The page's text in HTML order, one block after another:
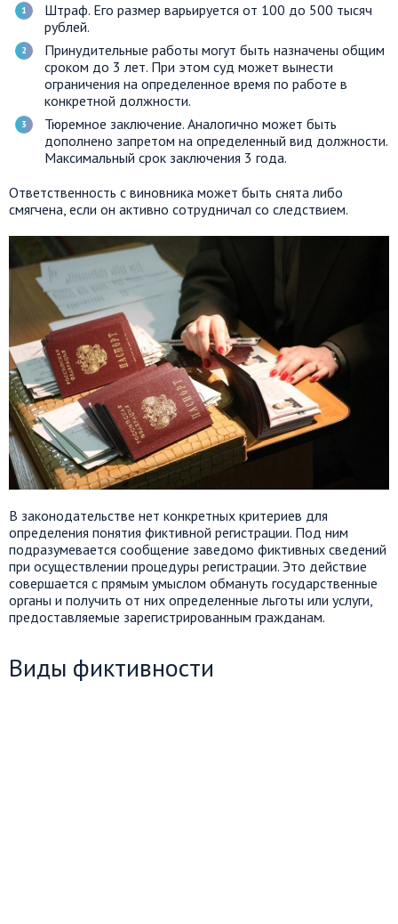
Штраф. Его размер варьируется от 100 до 500 тысяч
рублей.
Принудительные работы могут быть назначены общим
сроком до 3 лет. При этом суд может вынести
ограничения на определенное время по работе в
конкретной должности.
Тюремное заключение. Аналогично может быть
дополнено запретом на определенный вид должности.
Максимальный срок заключения 3 года.
Ответственность с виновника может быть снята либо
смягчена, если он активно сотрудничал со следствием.
В законодательстве нет конкретных критериев для
определения понятия фиктивной регистрации. Под ним
подразумевается сообщение заведомо фиктивных сведений
при осуществлении процедуры регистрации. Это действие
совершается с прямым умыслом обмануть государственные
органы и получить от них определенные льготы или услуги,
предоставляемые зарегистрированным гражданам.
Виды фиктивности